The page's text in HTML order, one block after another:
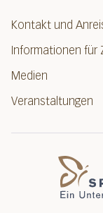
Kontakt und
Informationen für
Medien
Veranstaltungen